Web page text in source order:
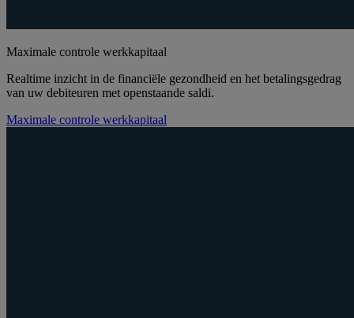
Maximale controle werkkapitaal
Realtime inzicht in de financiële gezondheid en het betalingsgedrag
van uw debiteuren met openstaande saldi.
Maximale controle werkkapitaal